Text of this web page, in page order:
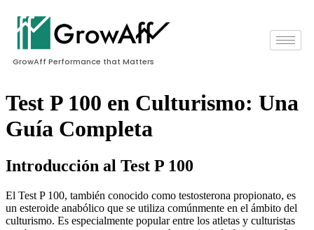
GrowAff Performance that Matters
Test P 100 en Culturismo: Una
Guía Completa
Introducción al Test P 100
El Test P 100, también conocido como testosterona propionato, es
un esteroide anabólico que se utiliza comúnmente en el ámbito del
culturismo. Es especialmente popular entre los atletas y culturistas